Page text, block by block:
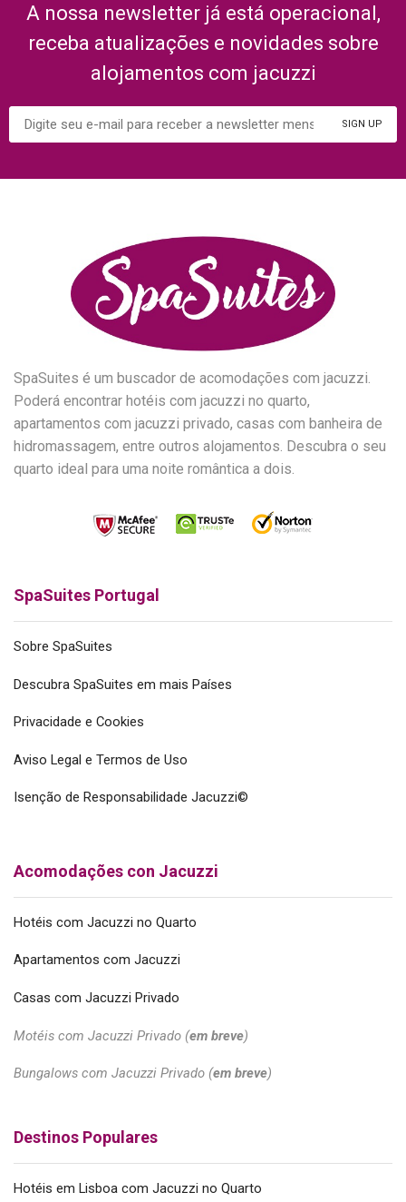
A nossa newsletter já está operacional,
receba atualizações e novidades sobre
alojamentos com jacuzzi
SpaSuites é um buscador de acomodações com jacuzzi.
Poderá encontrar hotéis com jacuzzi no quarto,
apartamentos com jacuzzi privado, casas com banheira de
hidromassagem, entre outros alojamentos. Descubra o seu
quarto ideal para uma noite romântica a dois.
SpaSuites Portugal
Sobre SpaSuites
Descubra SpaSuites em mais Países
Privacidade e Cookies
Aviso Legal e Termos de Uso
Isenção de Responsabilidade Jacuzzi©
Acomodações con Jacuzzi
Hotéis com Jacuzzi no Quarto
Apartamentos com Jacuzzi
Casas com Jacuzzi Privado
Motéis com Jacuzzi Privado (em breve)
Bungalows com Jacuzzi Privado (em breve)
Destinos Populares
Hotéis em Lisboa com Jacuzzi no Quarto